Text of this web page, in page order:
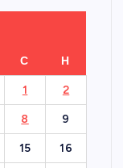
С Н
1 2
8 9
15 16